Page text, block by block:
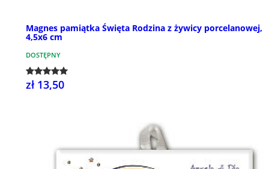
Magnes pamiątka Święta Rodzina z żywicy porcelanowej,
4,5x6 cm
DOSTĘPNY
zł 13,50